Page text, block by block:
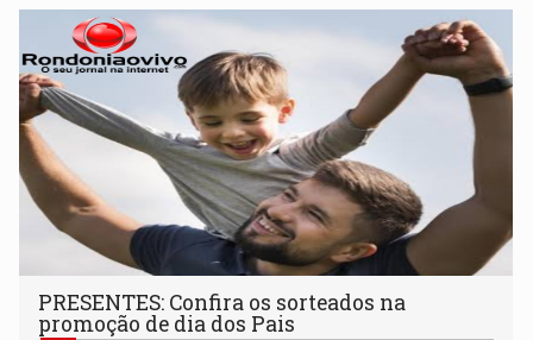
PRESENTES: Confira os sorteados na
promoção de dia dos Pais